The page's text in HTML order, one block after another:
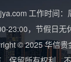
工作时间：
23:00，节假日无
© 2025 华信贵